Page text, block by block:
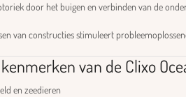
door het buigen en verbinden van de
van constructies stimuleert
van de Clixo
en zeedieren